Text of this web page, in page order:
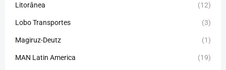
Litorânea (12)
Lobo Transportes (3)
Magiruz-Deutz (1)
MAN Latin America (19)